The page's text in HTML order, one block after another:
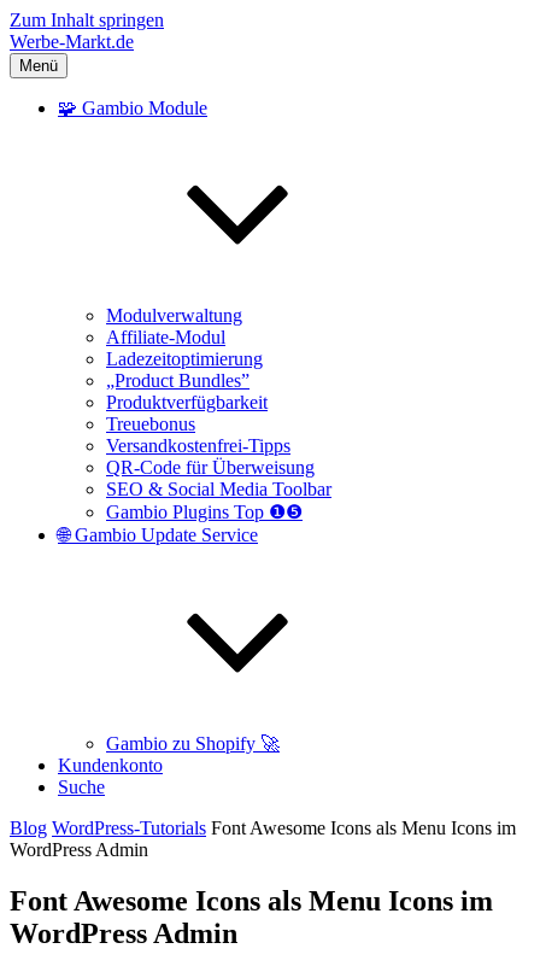
Zum Inhalt springen
Werbe-Markt.de
Menü
🧩 Gambio Module
Modulverwaltung
Affiliate-Modul
Ladezeitoptimierung
„Product Bundles”
Produktverfügbarkeit
Treuebonus
Versandkostenfrei-Tipps
QR-Code für Überweisung
SEO & Social Media Toolbar
Gambio Plugins Top ❶❺
🌐 Gambio Update Service
Gambio zu Shopify 🚀
Kundenkonto
Suche
Blog WordPress-Tutorials Font Awesome Icons als Menu Icons im
WordPress Admin
Font Awesome Icons als Menu Icons im
WordPress Admin